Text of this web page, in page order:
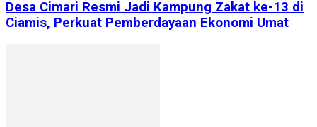
Desa Cimari Resmi Jadi Kampung Zakat ke-13 di
Ciamis, Perkuat Pemberdayaan Ekonomi Umat